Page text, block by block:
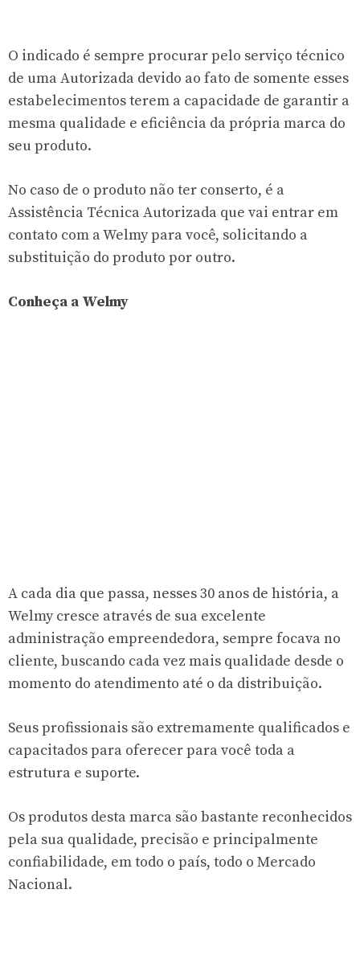
O indicado é sempre procurar pelo serviço técnico
de uma Autorizada devido ao fato de somente esses
estabelecimentos terem a capacidade de garantir a
mesma qualidade e eficiência da própria marca do
seu produto.
No caso de o produto não ter conserto, é a
Assistência Técnica Autorizada que vai entrar em
contato com a Welmy para você, solicitando a
substituição do produto por outro.
Conheça a Welmy
A cada dia que passa, nesses 30 anos de história, a
Welmy cresce através de sua excelente
administração empreendedora, sempre focava no
cliente, buscando cada vez mais qualidade desde o
momento do atendimento até o da distribuição.
Seus profissionais são extremamente qualificados e
capacitados para oferecer para você toda a
estrutura e suporte.
Os produtos desta marca são bastante reconhecidos
pela sua qualidade, precisão e principalmente
confiabilidade, em todo o país, todo o Mercado
Nacional.